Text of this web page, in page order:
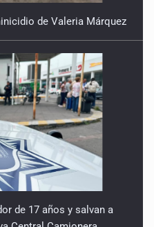
intelectual del
de Valeria Márquez
de 17 años y salvan a